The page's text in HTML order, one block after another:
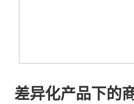
差异化产品下的